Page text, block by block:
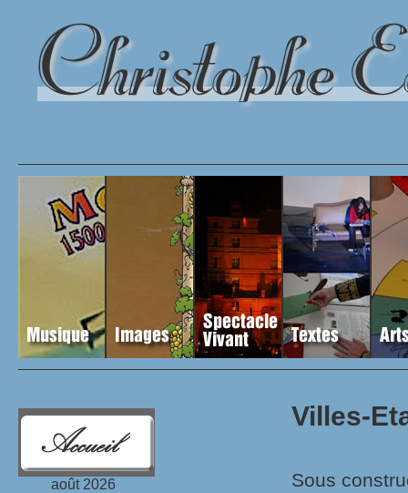
Villes-
Sous
août 2026